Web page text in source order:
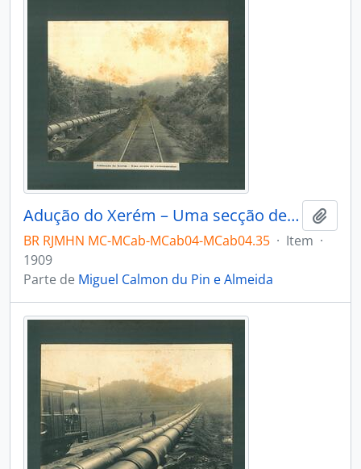
Adução do Xerém – Uma secção de encanamentos.
BR RJMHN MC-MCab-MCab04-MCab04.35 · Item ·
1909
Parte de Miguel Calmon du Pin e Almeida